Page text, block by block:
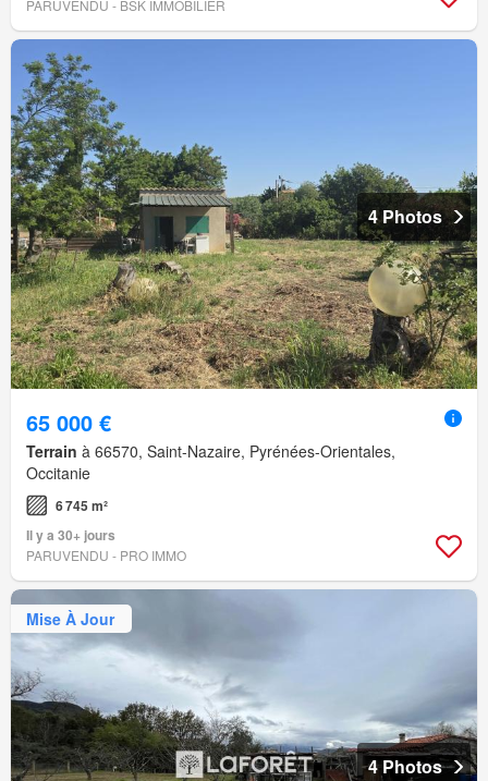
PARUVENDU - BSK IMMOBILIER
4 Photos
65 000 €
Terrain à 66570, Saint-Nazaire, Pyrénées-Orientales,
Occitanie
6 745 m²
Il y a 30+ jours
PARUVENDU - PRO IMMO
Mise À Jour
4 Photos